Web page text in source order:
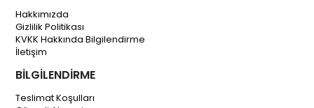
Hakkımızda
Gizlilik Politikası
KVKK Hakkında Bilgilendirme
İletişim
BİLGİLENDİRME
Teslimat Koşulları